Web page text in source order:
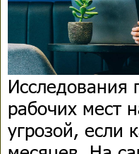
Исследования
рабочих мест
угрозой, если